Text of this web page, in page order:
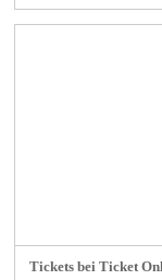
Tickets bei Ticket